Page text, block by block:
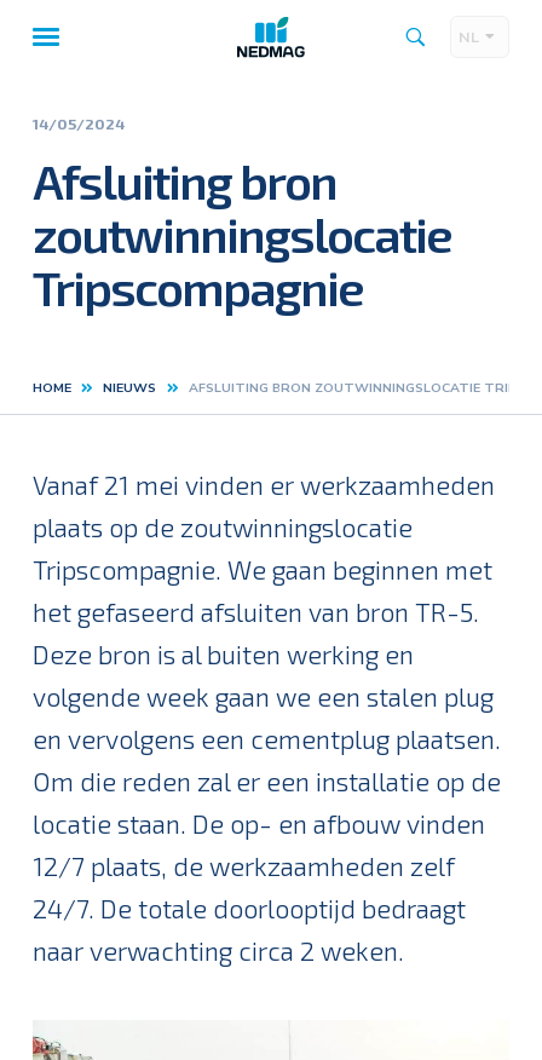
NL
14/05/2024
Afsluiting bron
zoutwinningslocatie
Tripscompagnie
Kruimelpad
HOME NIEUWS AFSLUITING BRON ZOUTWINNINGSLOCATIE
Vanaf 21 mei vinden er werkzaamheden
plaats op de zoutwinningslocatie
Tripscompagnie. We gaan beginnen met
het gefaseerd afsluiten van bron TR-5.
Deze bron is al buiten werking en
volgende week gaan we een stalen plug
en vervolgens een cementplug plaatsen.
Om die reden zal er een installatie op de
locatie staan. De op- en afbouw vinden
12/7 plaats, de werkzaamheden zelf
24/7. De totale doorlooptijd bedraagt
naar verwachting circa 2 weken.